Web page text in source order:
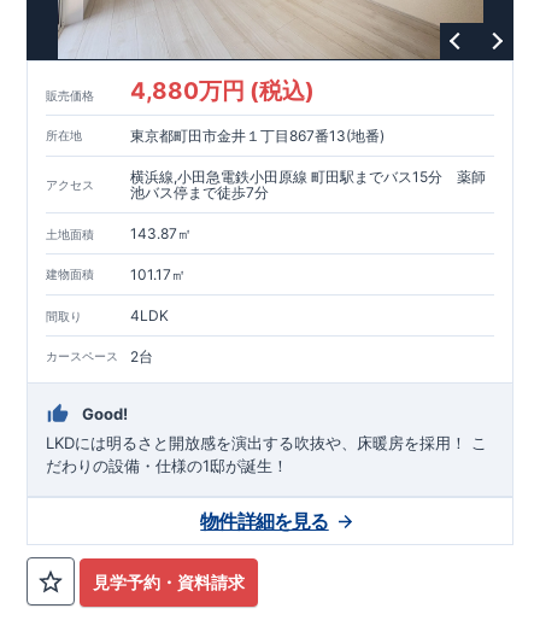
販売価格 4,880万円 (税込)
所在地 東京都町田市金井１丁目867番13(地番)
アクセス
横浜線,小田急電鉄小田原線 町田駅までバス15分 薬師
池バス停まで徒歩7分
土地面積 143.87㎡
建物面積 101.17㎡
間取り 4LDK
カースペース 2台
Good!
LKDには明るさと開放感を演出する吹抜や、床暖房を採用！ ​こ
だわりの設備・仕様の1邸が誕生！
見学予約・資料請求
物件詳細を見る